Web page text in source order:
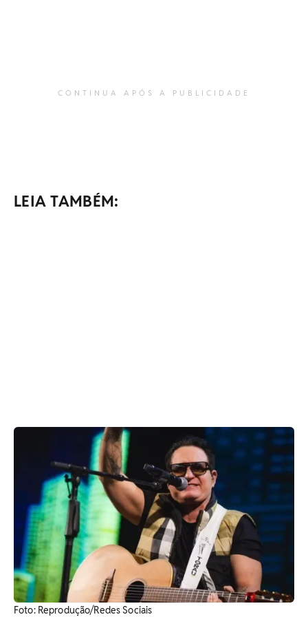
CONTINUA APÓS A PUBLICIDADE
LEIA TAMBÉM:
Foto: Reprodução/Redes Sociais